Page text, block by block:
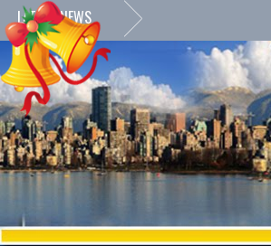
LATEST NEWS